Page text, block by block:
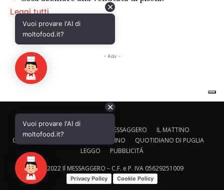
CALTAGIRONE EDITORE IL MESSAGGERO
IL MATTINO
CORRIERE ADRIATICO
IL GAZZETTINO
QUOTIDIANO DI PUGLIA
LEGGO
PUBBLICITÁ
© 2022 Il MESSAGGERO – C.F. e P. IVA 05629251009
Privacy Policy Cookie Policy
✕
Vuoi provare l'AI di
moltofood.it?